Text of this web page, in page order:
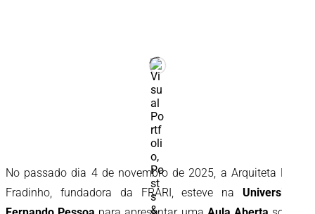
No passado dia 4 de novembro de 2025, a Arquiteta Maria
Fradinho, fundadora da FRARI, esteve na Universidade